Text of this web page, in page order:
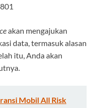
akan mengajukan
data, termasuk alasan
itu, Anda akan
Mobil All Risk